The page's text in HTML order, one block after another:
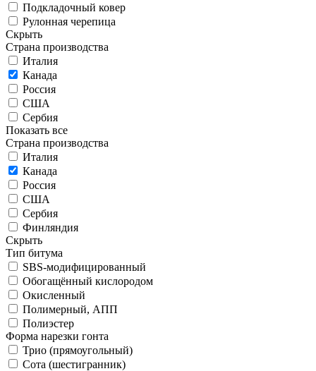
Подкладочный ковер
Рулонная черепица
Скрыть
Страна производства
Италия
Канада
Россия
США
Сербия
Показать все
Страна производства
Италия
Канада
Россия
США
Сербия
Финляндия
Скрыть
Тип битума
SBS-модифицированный
Обогащённый кислородом
Окисленный
Полимерный, АПП
Полиэстер
Форма нарезки гонта
Трио (прямоугольный)
Сота (шестигранник)